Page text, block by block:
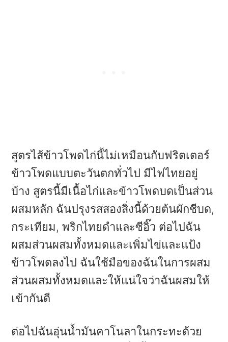
สูตรไส้ข้าวโพดไก่นี้ไม่เหมือนกับฟริตเตอร์
ข้าวโพดแบบตะวันตกทั่วไป มีไฟไทยอยู่
บ้าง สูตรนี้มีเนื้อไก่และข้าวโพดบดเป็นส่วน
ผสมหลัก ฉันปรุงรสสองสิ่งนี้ด้วยต้นผักชีบด,
กระเทียม, พริกไทยดำและซีอิ๊ว ต่อไปฉัน
ผสมส่วนผสมทั้งหมดและเพิ่มไข่และแป้ง
ข้าวโพดลงไป ฉันใช้มือของฉันในการผสม
ส่วนผสมทั้งหมดและให้แน่ใจว่าฉันผสมให้
เข้ากันดี
ต่อไปฉันอุ่นน้ำมันคาโนลาในกระทะด้วย